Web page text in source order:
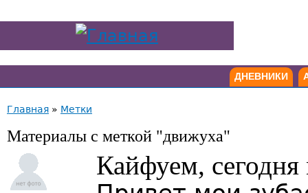
ДНЕВНИКИ
Главная » Метки
Материалы с меткой "движуха"
Кайфуем,